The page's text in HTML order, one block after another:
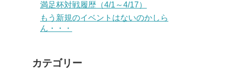
満足杯対戦履歴（4/1～4/17）
もう新規のイベントはないのかしら
ん・・・
カテゴリー